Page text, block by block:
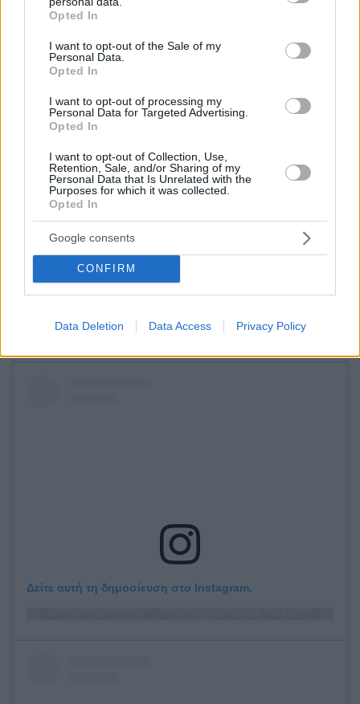
grant or deny consent to Google and its third-party tags to
use your data for below specified purposes in below Google
consent section.
Opted In
I want to opt-out of the Sale of my
Personal Data.
Opted In
I want to opt-out of processing my
Personal Data for Targeted Advertising.
Opted In
I want to opt-out of Collection, Use,
Retention, Sale, and/or Sharing of my
Personal Data that Is Unrelated with the
Purposes for which it was collected.
Opted In
Google consents
CONFIRM
Data Deletion Data Access Privacy Policy
Η ύψους 1,81 καλλονή από την Ολλανδία το
Juniorsκαι το 2018 κερδίζει το ασημένιο
μετάλλιο.
Δείτε αυτή τη δημοσίευση στο Instagram.